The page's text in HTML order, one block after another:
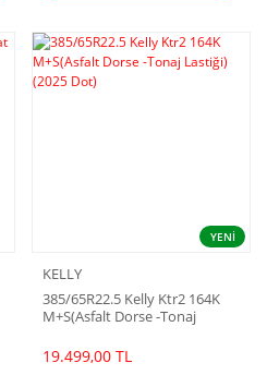
YENİ
KELLY
385/65R22.5 Kelly Ktr2 164K
M+S(Asfalt Dorse -Tonaj
19.499,00 TL